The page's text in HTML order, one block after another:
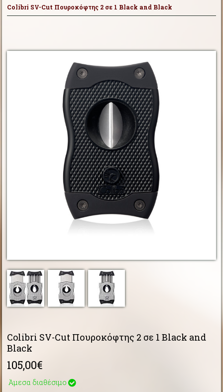
Colibri SV-Cut Πουροκόφτης 2 σε 1 Black and Black
Colibri SV-Cut Πουροκόφτης 2 σε 1 Black and
Black
105,00€
Άμεσα διαθέσιμο